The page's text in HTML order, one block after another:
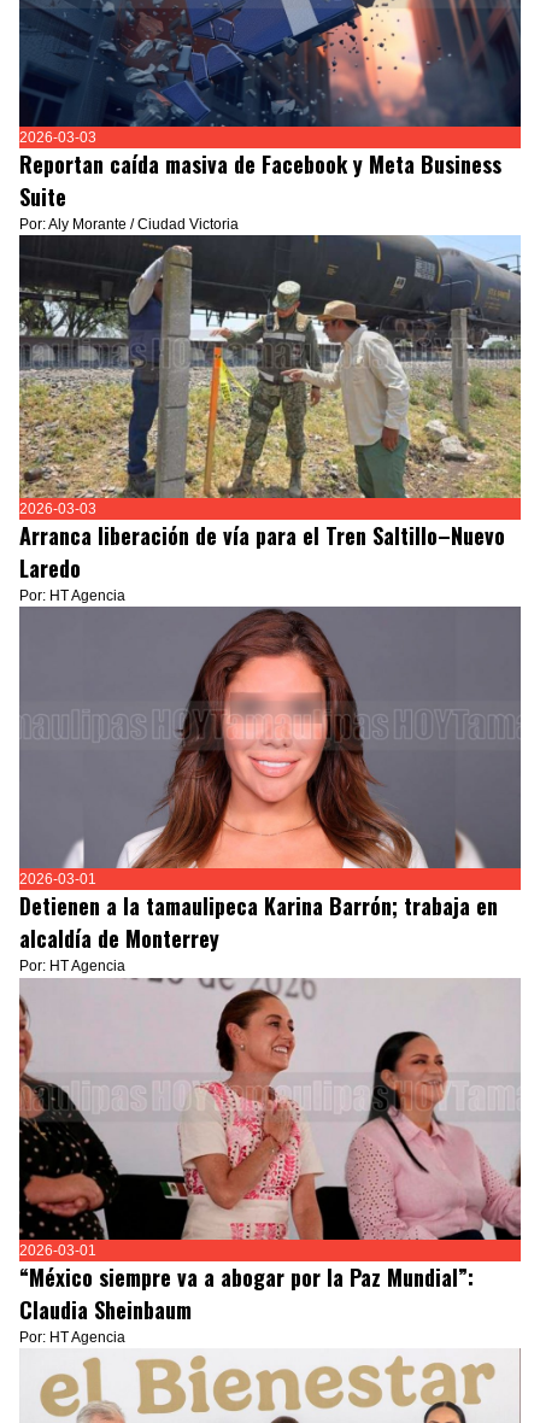
2026-03-03
Reportan caída masiva de Facebook y Meta Business
Suite
Por: Aly Morante / Ciudad Victoria
2026-03-03
Arranca liberación de vía para el Tren Saltillo–Nuevo
Laredo
Por: HT Agencia
2026-03-01
Detienen a la tamaulipeca Karina Barrón; trabaja en
alcaldía de Monterrey
Por: HT Agencia
2026-03-01
“México siempre va a abogar por la Paz Mundial”:
Claudia Sheinbaum
Por: HT Agencia